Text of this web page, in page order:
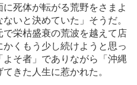
死体が転がる荒野をさまよ
いと決めていた」そうだ。
栄枯盛衰の荒波を越えて店
くもう少し続けようと思っ
そ者」でありながら「沖縄
きた人生に惹かれた。